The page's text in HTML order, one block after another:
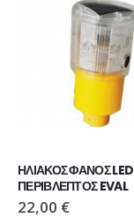
ΗΛΙΑΚΟΣ ΦΑΝΟΣ LED
ΠΕΡΙΒΛΕΠΤΟΣ EVAL
22,00 €